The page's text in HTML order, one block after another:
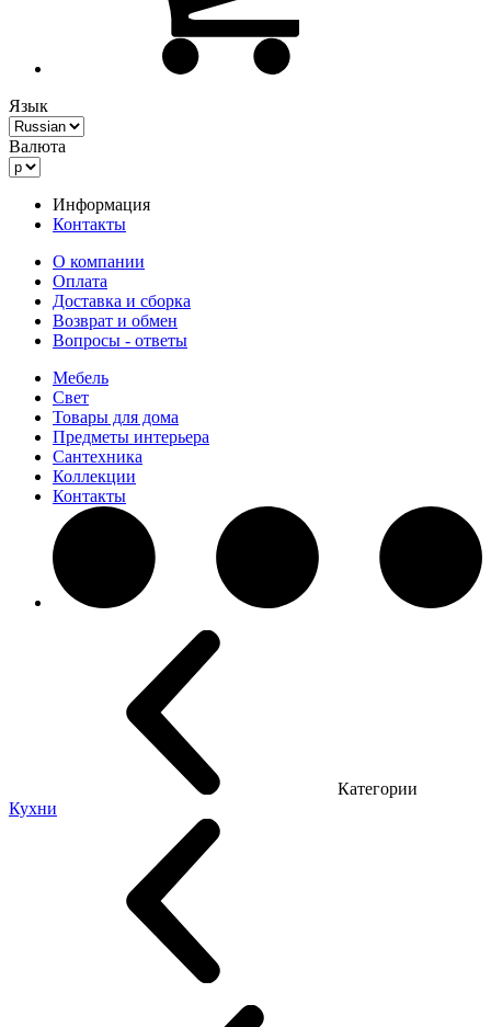
Язык
Валюта
Информация
Контакты
О компании
Оплата
Доставка и сборка
Возврат и обмен
Вопросы - ответы
Мебель
Свет
Товары для дома
Предметы интерьера
Сантехника
Коллекции
Контакты
Категории
Кухни